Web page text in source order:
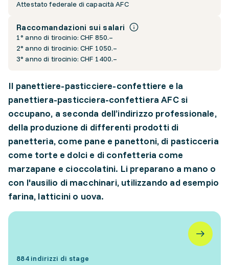
Attestato federale di capacità AFC
Raccomandazioni sui salari
1° anno di tirocinio: CHF 850.–
2° anno di tirocinio: CHF 1050.–
3° anno di tirocinio: CHF 1400.–
Il panettiere-pasticciere-confettiere e la
panettiera-pasticciera-confettiera AFC si
occupano, a seconda dell’indirizzo professionale,
della produzione di differenti prodotti di
panetteria, come pane e panettoni, di pasticceria
come torte e dolci e di confetteria come
marzapane e cioccolatini. Li preparano a mano o
con l'ausilio di macchinari, utilizzando ad esempio
farina, latticini o uova.
884 indirizzi di stage